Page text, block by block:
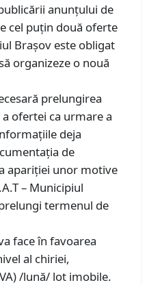
anunţului de
cel puţin două oferte
Brașov este obligat
organizeze o nouă
prelungirea
ofertei ca urmare a
deja
de
apariţiei unor motive
– Municipiul
termenul de
face în favoarea
al chiriei,
/lună/ lot imobile.